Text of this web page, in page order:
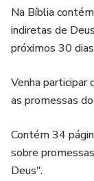
Na Bíblia
indiretas de
próximos 30
Venha participar
as promessas
Contém 34
sobre
Deus".